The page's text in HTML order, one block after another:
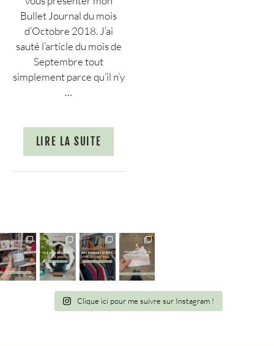
Bullet Journal du mois
d’Octobre 2018. J’ai
sauté l’article du mois de
Septembre tout
simplement parce qu’il n’y
…
LIRE LA SUITE
Clique ici pour me suivre sur Instagram !